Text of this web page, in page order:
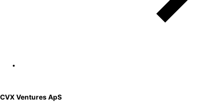
CVX Ventures ApS